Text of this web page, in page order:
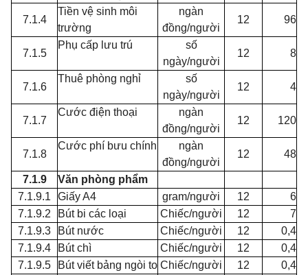
7.1.4
Tiền vệ sinh môi
trường
ngàn
đồng/người
12 96
7.1.5
Phụ cấp lưu trú
số
ngày/người
12 8
7.1.6
Thuê phòng nghỉ
số
ngày/người
12 4
7.1.7
Cước điện thoại
ngàn
đồng/người
12 120
7.1.8
Cước phí bưu chính
ngàn
đồng/người
12 48
7.1.9
Văn phòng phẩm
7.1.9.1
Giấy A4 gram/người 12
6
7.1.9.2
Bút bi các loại Chiếc/người 12
7
7.1.9.3
Bút nước Chiếc/người 12
0,4
7.1.9.4
Bút chì Chiếc/người 12
0,4
7.1.9.5
Bút viết bảng ngòi to Chiếc/người 12 0,4